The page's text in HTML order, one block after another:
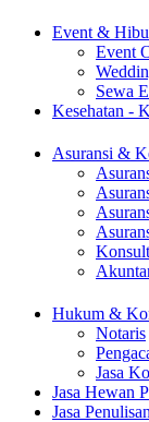
Event &
Event
Sewa
Kesehatan -
Asuransi &
Hukum &
Notaris
Jasa
Jasa Hewan
Jasa